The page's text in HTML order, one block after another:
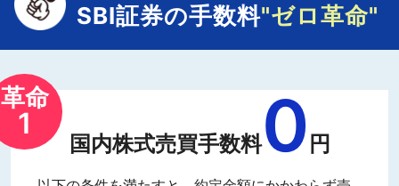
SBI証券の手数料"ゼロ革命"
革命
1
国内株式売買手数料0 円